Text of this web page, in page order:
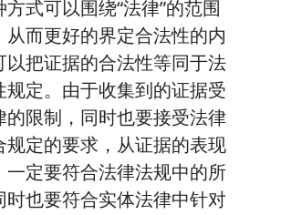
式可以围绕“法律”的范围
从而更好的界定合法性的内
以把证据的合法性等同于法
规定。由于收集到的证据受
的限制，同时也要接受法律
规定的要求，从证据的表现
一定要符合法律法规中的所
时也要符合实体法律中针对